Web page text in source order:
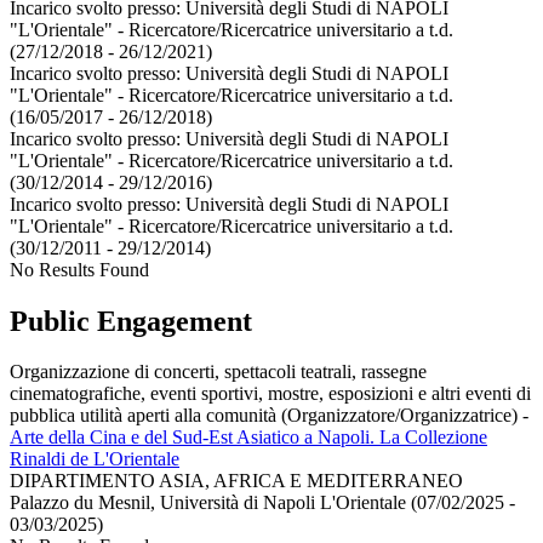
Incarico svolto presso: Università degli Studi di NAPOLI
"L'Orientale" - Ricercatore/Ricercatrice universitario a t.d.
(27/12/2018 - 26/12/2021)
Incarico svolto presso: Università degli Studi di NAPOLI
"L'Orientale" - Ricercatore/Ricercatrice universitario a t.d.
(16/05/2017 - 26/12/2018)
Incarico svolto presso: Università degli Studi di NAPOLI
"L'Orientale" - Ricercatore/Ricercatrice universitario a t.d.
(30/12/2014 - 29/12/2016)
Incarico svolto presso: Università degli Studi di NAPOLI
"L'Orientale" - Ricercatore/Ricercatrice universitario a t.d.
(30/12/2011 - 29/12/2014)
No Results Found
Public Engagement
Organizzazione di concerti, spettacoli teatrali, rassegne
cinematografiche, eventi sportivi, mostre, esposizioni e altri eventi di
pubblica utilità aperti alla comunità (Organizzatore/Organizzatrice) -
Arte della Cina e del Sud-Est Asiatico a Napoli. La Collezione
Rinaldi de L'Orientale
DIPARTIMENTO ASIA, AFRICA E MEDITERRANEO
Palazzo du Mesnil, Università di Napoli L'Orientale (07/02/2025 -
03/03/2025)